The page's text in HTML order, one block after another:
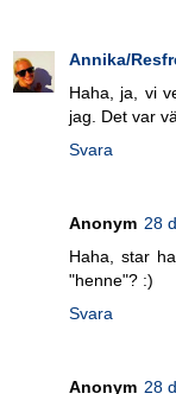
Annika/
Haha, ja, vi
jag. Det var
Svara
Anonym 28
Haha, star
"henne"? :)
Svara
Anonym 28